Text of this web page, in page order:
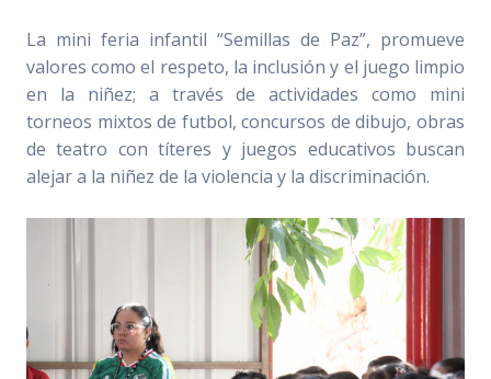
La mini feria infantil “Semillas de Paz”, promueve
valores como el respeto, la inclusión y el juego limpio
en la niñez; a través de actividades como mini
torneos mixtos de futbol, concursos de dibujo, obras
de teatro con títeres y juegos educativos buscan
alejar a la niñez de la violencia y la discriminación.